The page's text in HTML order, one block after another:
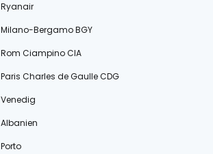
Ryanair
Milano-Bergamo BGY
Rom Ciampino CIA
Paris Charles de Gaulle CDG
Venedig
Albanien
Porto